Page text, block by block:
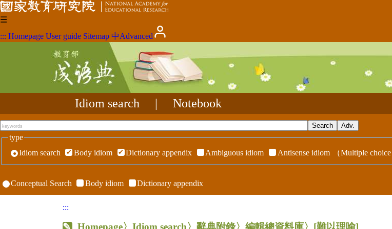
☰
::: Homepage User guide Sitemap 中Advanced
Idiom search Notebook
type
Idiom search
Body idiom Dictionary appendix Ambiguous idiom Antisense idiom （Multiple choice
Conceptual Search Body idiom Dictionary appendix
:::
Homepage〉Idiom search〉辭典附錄〉編輯總資料庫〉 [難以理喻]